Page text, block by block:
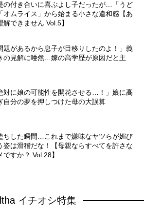
の付き合いに喜ぶよし子だったが…「うど
オムライス」から始まる小さな違和感【あ
解できません Vol.5】
題があるから息子が目移りしたのよ！」義
の見解に唖然…嫁の高学歴が原因だと主
対に娘の可能性を開花させる…！」娘に高
自分の夢を押しつけた母の大誤算
ちした瞬間…これまで嫌味なヤツらが媚び
姿は滑稽だな！【母親ならすべてを許さな
ですか？ Vol.28】
イチオシ特集